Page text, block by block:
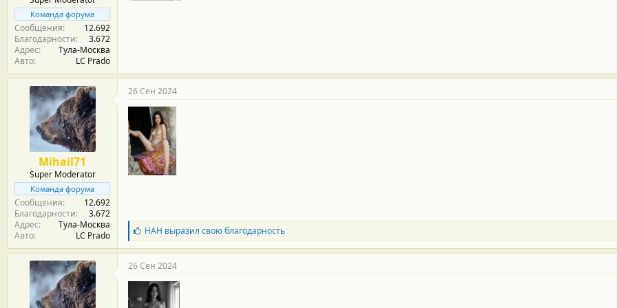
Команда форума
Сообщения
12.692
Благодарности
3.672
Адрес
Тула-Москва
Авто
LC Prado
Mihail71
Super Moderator
Команда форума
Сообщения
12.692
Благодарности
3.672
Адрес
Тула-Москва
Авто
LC Prado
26 Сен 2024
Б
л
а
г
о
д
а
НАН выразил свою благодарность
26 Сен 2024